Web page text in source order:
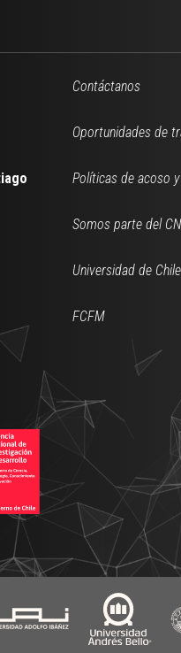
Contáctanos
Oportunidades de
Políticas de acoso
Somos parte del
Universidad de Chile
FCFM